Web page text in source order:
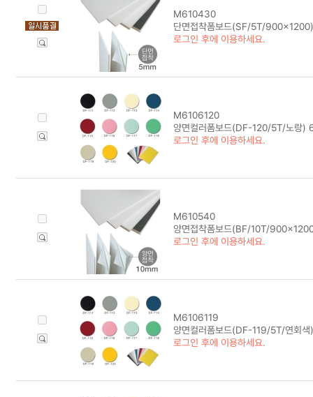
M610430
단면접착폼보드(SF/5T/
로그인 후에 이용하세요.
M6106120
양면컬러폼보드(DF-120/5T/노랑
로그인 후에 이용하세요.
M610540
양면접착폼보드(BF/10T/
로그인 후에 이용하세요.
M6106119
양면컬러폼보드(DF-119/5T/연회
로그인 후에 이용하세요.